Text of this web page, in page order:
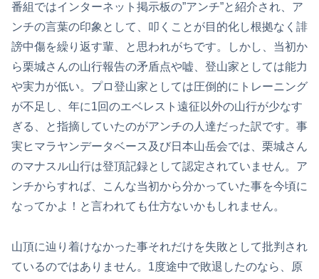
番組ではインターネット掲示板の”アンチ”と紹介され、ア
ンチの言葉の印象として、叩くことが目的化し根拠なく誹
謗中傷を繰り返す輩、と思われがちです。しかし、当初か
ら栗城さんの山行報告の矛盾点や嘘、登山家としては能力
や実力が低い。プロ登山家としては圧倒的にトレーニング
が不足し、年に1回のエベレスト遠征以外の山行が少なす
ぎる、と指摘していたのがアンチの人達だった訳です。事
実ヒマラヤンデータベース及び日本山岳会では、栗城さん
のマナスル山行は登頂記録として認定されていません。ア
ンチからすれば、こんな当初から分かっていた事を今頃に
なってかよ！と言われても仕方ないかもしれません。
山頂に辿り着けなかった事それだけを失敗として批判され
ているのではありません。1度途中で敗退したのなら、原